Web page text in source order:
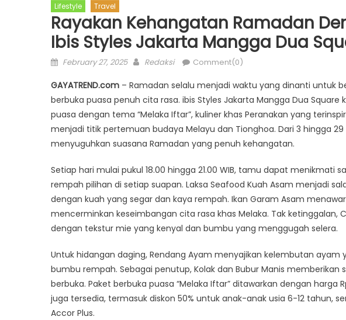
Lifestyle Travel
Rayakan Kehangatan Ramadan
Ibis Styles Jakarta Mangga Dua
Posted
February 27, 2025 Author
Redaksi Comment(0)
GAYATREND.com – Ramadan selalu menjadi waktu yang dinanti untuk
berbuka puasa penuh cita rasa. ibis Styles Jakarta Mangga Dua
puasa dengan tema “Melaka Iftar”, kuliner khas Peranakan yang
menjadi titik pertemuan budaya Melayu dan Tionghoa. Dari 3 hingga 29
menyuguhkan suasana Ramadan yang penuh kehangatan.
Setiap hari mulai pukul 18.00 hingga 21.00 WIB, tamu dapat menikmati
rempah pilihan di setiap suapan. Laksa Seafood Kuah Asam menjadi
dengan kuah yang segar dan kaya rempah. Ikan Garam Asam
mencerminkan keseimbangan cita rasa khas Melaka. Tak ketinggalan,
dengan tekstur mie yang kenyal dan bumbu yang menggugah selera.
Untuk hidangan daging, Rendang Ayam menyajikan kelembutan
bumbu rempah. Sebagai penutup, Kolak dan Bubur Manis
berbuka. Paket berbuka puasa “Melaka Iftar” ditawarkan dengan harga
juga tersedia, termasuk diskon 50% untuk anak-anak usia 6-12 tahun,
Accor Plus.